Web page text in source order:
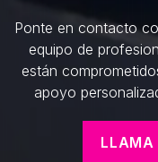
Ponte en contacto
equipo de
están
apoyo
LLAMA